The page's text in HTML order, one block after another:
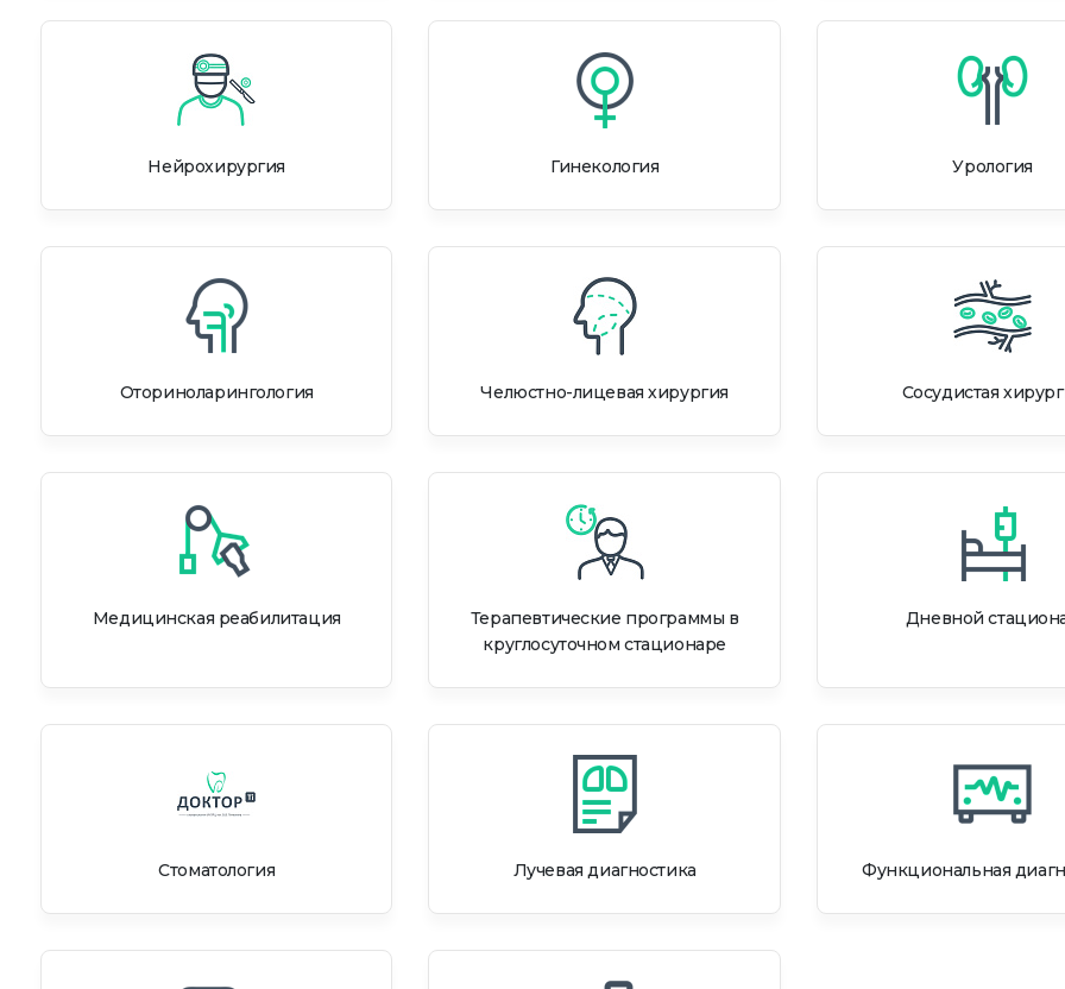
Нейрохирургия Гинекология Урология
Оториноларингология Челюстно-лицевая хирургия Сосудистая
Медицинская реабилитация
Терапевтические программы в
круглосуточном стационаре
Дневной
Стоматология Лучевая диагностика Функциональная